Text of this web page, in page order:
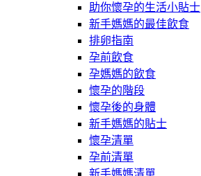
助你懷孕的生活小貼士
新手媽媽的最佳飲食
排卵指南
孕前飲食
孕媽媽的飲食
懷孕的階段
懷孕後的身體
新手媽媽的貼士
懷孕清單
孕前清單